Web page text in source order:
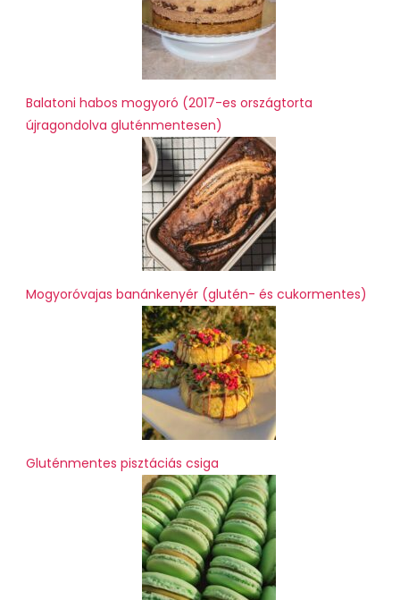
Balatoni habos mogyoró (2017-es országtorta
újragondolva gluténmentesen)
Mogyoróvajas banánkenyér (glutén- és cukormentes)
Gluténmentes pisztáciás csiga